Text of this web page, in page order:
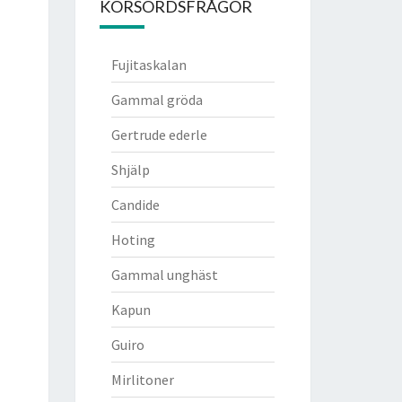
KORSORDSFRÅGOR
Fujitaskalan
Gammal gröda
Gertrude ederle
Shjälp
Candide
Hoting
Gammal unghäst
Kapun
Guiro
Mirlitoner